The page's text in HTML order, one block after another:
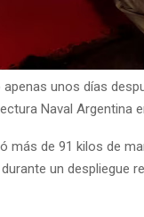
unos días
Naval Argentina
más de 91 kilos de
un despliegue